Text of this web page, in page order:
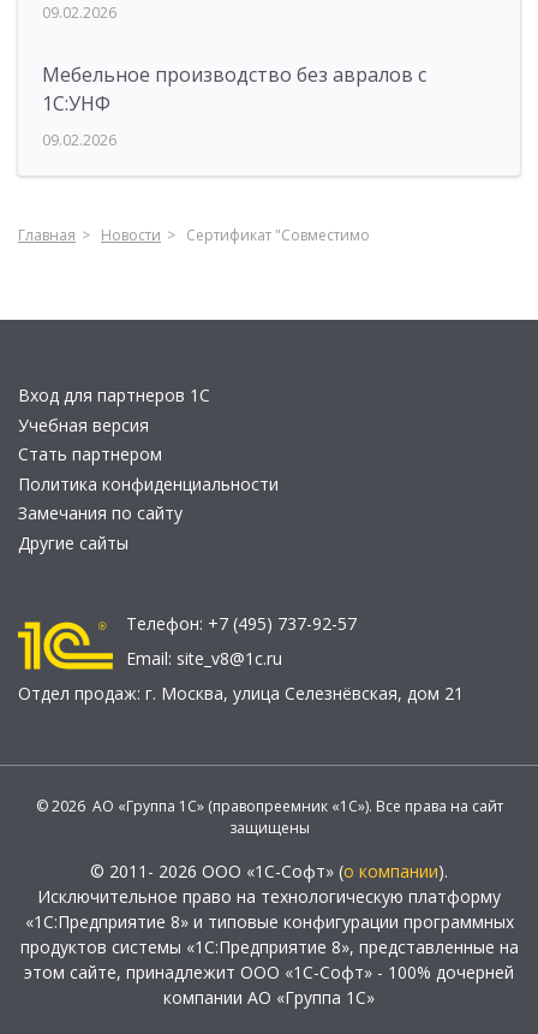
09.02.2026
Мебельное производство без авралов с
1С:УНФ
09.02.2026
Главная Новости Сертификат "Совместимо
Вход для партнеров 1С
Учебная версия
Стать партнером
Политика конфиденциальности
Замечания по сайту
Другие сайты
Телефон: +7 (495) 737-92-57
Email: site_v8@1c.ru
Отдел продаж: г. Москва, улица Селезнёвская, дом 21
© 2026 АО «Группа 1С» (правопреемник «1С»). Все права на сайт
защищены
© 2011- 2026 ООО «1С-Софт» (о компании).
Исключительное право на технологическую платформу
«1С:Предприятие 8» и типовые конфигурации программных
продуктов системы «1С:Предприятие 8», представленные на
этом сайте, принадлежит ООО «1С-Софт» - 100% дочерней
компании АО «Группа 1С»